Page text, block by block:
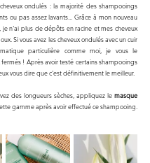
ondulés : la majorité des shampooings
ou pas assez lavants... Grâce à mon nouveau
n'ai plus de dépôts en racine et mes cheveux
Si vous avez les cheveux ondulés avec un cuir
particulière comme moi, je vous le
! Après avoir testé certains shampooings
vous dire que c'est définitivement le meilleur.
des longueurs sèches, appliquez le masque